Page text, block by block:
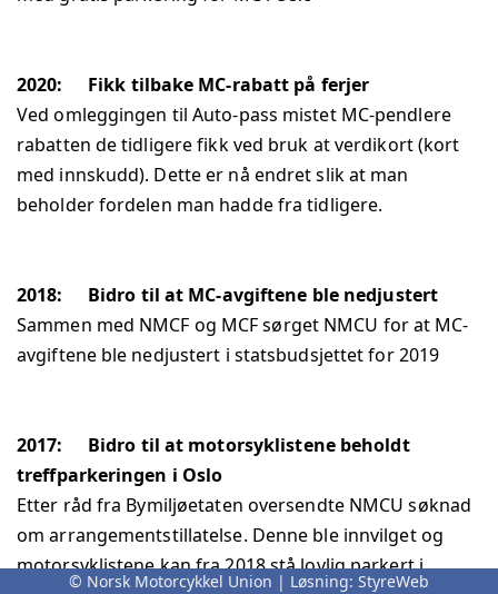
2020:
Fikk tilbake MC-rabatt på ferjer
Ved omleggingen til Auto-pass mistet MC-pendlere
rabatten de tidligere fikk ved bruk at verdikort (kort
med innskudd). Dette er nå endret slik at man
beholder fordelen man hadde fra tidligere.
2018:
Bidro til at MC-avgiftene ble nedjustert
Sammen med NMCF og MCF sørget NMCU for at MC-
avgiftene ble nedjustert i statsbudsjettet for 2019
2017:
Bidro til at motorsyklistene beholdt
treffparkeringen i Oslo
Etter råd fra Bymiljøetaten oversendte NMCU søknad
om arrangementstillatelse. Denne ble innvilget og
motorsyklistene kan fra 2018 stå lovlig parkert i
© Norsk Motorcykkel Union | Løsning: StyreWeb